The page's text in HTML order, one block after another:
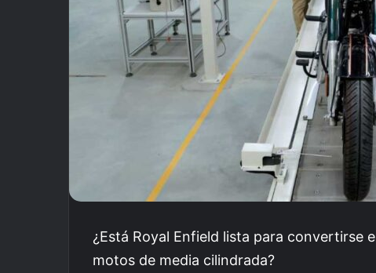
¿Está Royal Enfield lista para convertirse
motos de media cilindrada?